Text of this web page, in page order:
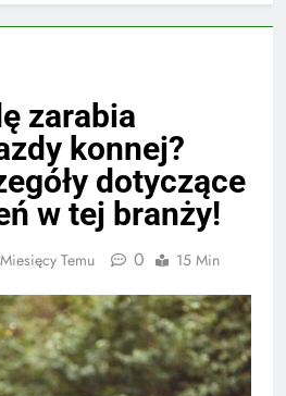
zarabia
konnej?
dotyczące
w tej branży!
Temu 0 15 Min